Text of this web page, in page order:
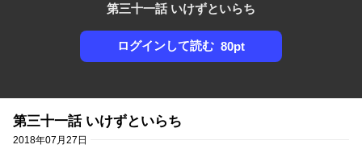
第三十一話 いけずといらち
ログインして読む 80pt
第三十一話 いけずといらち
2018年07月27日